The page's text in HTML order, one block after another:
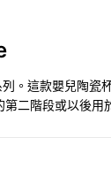
。這款嬰兒陶瓷
二階段或以後用